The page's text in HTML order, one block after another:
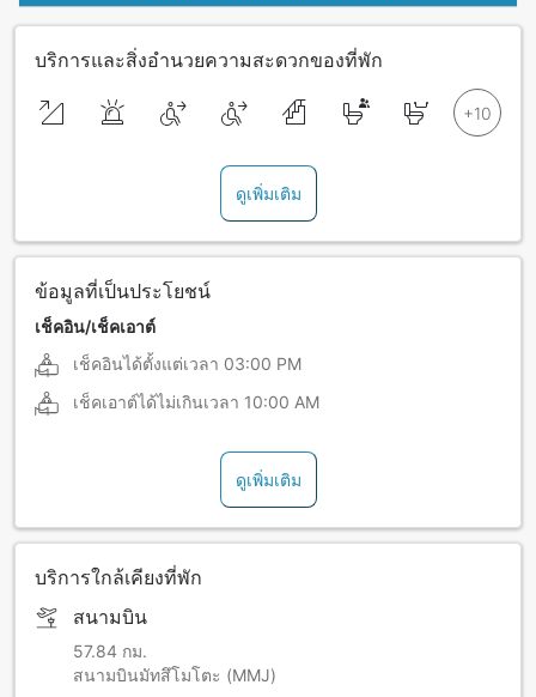
บริการและสิ่งอำนวยความสะดวกของที่พัก
ดูเพิ่มเติม
ข้อมูลที่เป็นประโยชน์
เช็คอิน/เช็คเอาต์
เช็คอินได้ตั้งแต่เวลา 03:00 PM
เช็คเอาต์ได้ไม่เกินเวลา 10:00 AM
ดูเพิ่มเติม
บริการใกล้เคียงที่พัก
สนามบิน
57.84 กม.
สนามบินมัทสึโมโตะ (MMJ)